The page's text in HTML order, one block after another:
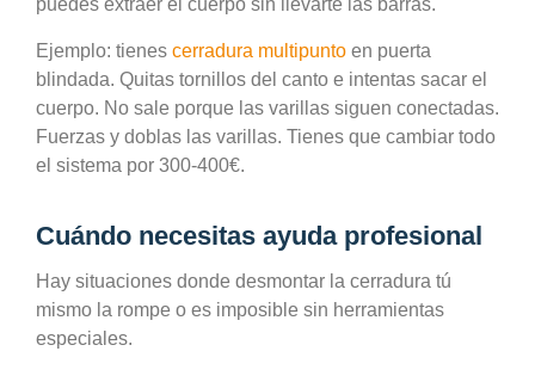
puedes extraer el cuerpo sin llevarte las barras.
Ejemplo: tienes cerradura multipunto en puerta
blindada. Quitas tornillos del canto e intentas sacar el
cuerpo. No sale porque las varillas siguen conectadas.
Fuerzas y doblas las varillas. Tienes que cambiar todo
el sistema por 300-400€.
Cuándo necesitas ayuda profesional
Hay situaciones donde desmontar la cerradura tú
mismo la rompe o es imposible sin herramientas
especiales.